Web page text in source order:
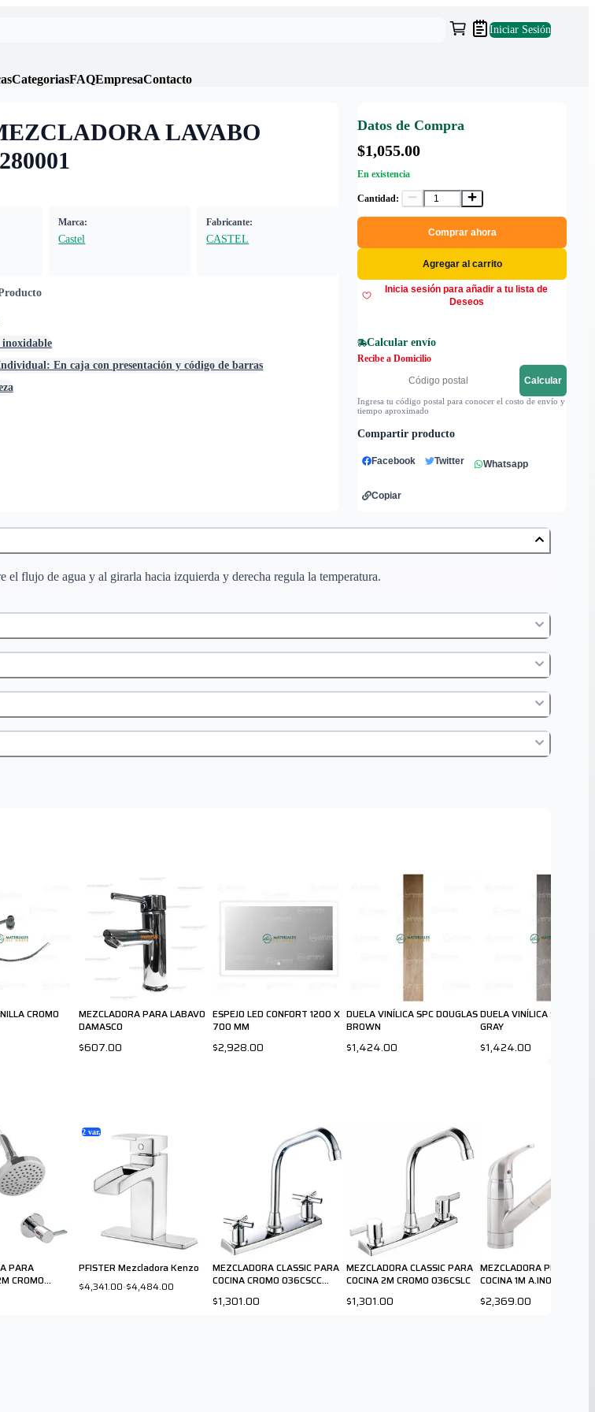
Iniciar Sesión
CategoriasFAQEmpresaContacto
LAVABO
Marca:
Castel
Fabricante:
CASTEL
inoxidable
En caja con presentación y código de barras
Datos de Compra
$1,055.00
En existencia
Cantidad:
Comprar ahora
Agregar al carrito
Inicia sesión para añadir a tu lista de
Deseos
Calcular envío
Recibe a Domicilio
Calcular
Ingresa tu código postal para conocer el costo de envío y
tiempo aproximado
Compartir producto
Facebook Twitter Whatsapp
Copiar
flujo de agua y al girarla hacia izquierda y derecha regula la temperatura.
CROMO
MEZCLADORA PARA LABAVO
DAMASCO
$607.00
ESPEJO LED CONFORT 1200 X
700 MM
$2,928.00
DUELA VINÍLICA SPC DOUGLAS
BROWN
$1,424.00
DUELA VINÍLICA SPC
GRAY
$1,424.00
PARA
CROMO
2 var.
PFISTER Mezcladora Kenzo
$4,341.00-$4,484.00
MEZCLADORA CLASSIC PARA
COCINA CROMO 036CSCC
$1,301.00
MEZCLADORA CLASSIC PARA
COCINA 2M CROMO 036CSLC
$1,301.00
MEZCLADORA PFIRST
COCINA 1M A.INOX
$2,369.00